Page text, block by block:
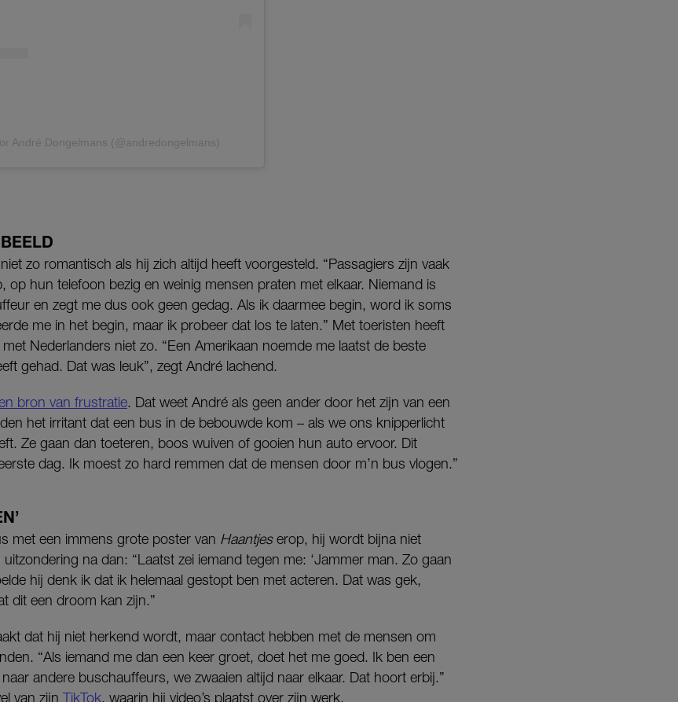
André Dongelmans (@andredongelmans)
zo romantisch als hij zich altijd heeft voorgesteld. “Passagiers zijn vaak
op hun telefoon bezig en weinig mensen praten met elkaar. Niemand is
en zegt me dus ook geen gedag. Als ik daarmee begin, word ik soms
me in het begin, maar ik probeer dat los te laten.” Met toeristen heeft
Nederlanders niet zo. “Een Amerikaan noemde me laatst de beste
gehad. Dat was leuk”, zegt André lachend.
bron van frustratie. Dat weet André als geen ander door het zijn van een
het irritant dat een bus in de bebouwde kom – als we ons knipperlicht
Ze gaan dan toeteren, boos wuiven of gooien hun auto ervoor. Dit
dag. Ik moest zo hard remmen dat de mensen door m’n bus vlogen.”
met een immens grote poster van Haantjeserop, hij wordt bijna niet
na dan: “Laatst zei iemand tegen me: ‘Jammer man. Zo gaan
hij denk ik dat ik helemaal gestopt ben met acteren. Dat was gek,
dit een droom kan zijn.”
dat hij niet herkend wordt, maar contact hebben met de mensen om
“Als iemand me dan een keer groet, doet het me goed. Ik ben een
andere buschauffeurs, we zwaaien altijd naar elkaar. Dat hoort erbij.”
van zijn TikTok, waarin hij video’s plaatst over zijn werk.